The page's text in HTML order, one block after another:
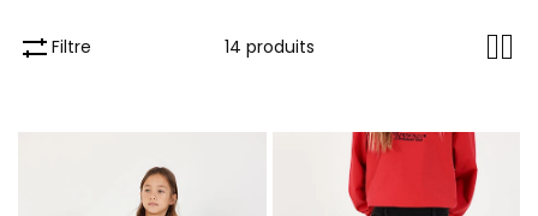
Filtre 14 produits